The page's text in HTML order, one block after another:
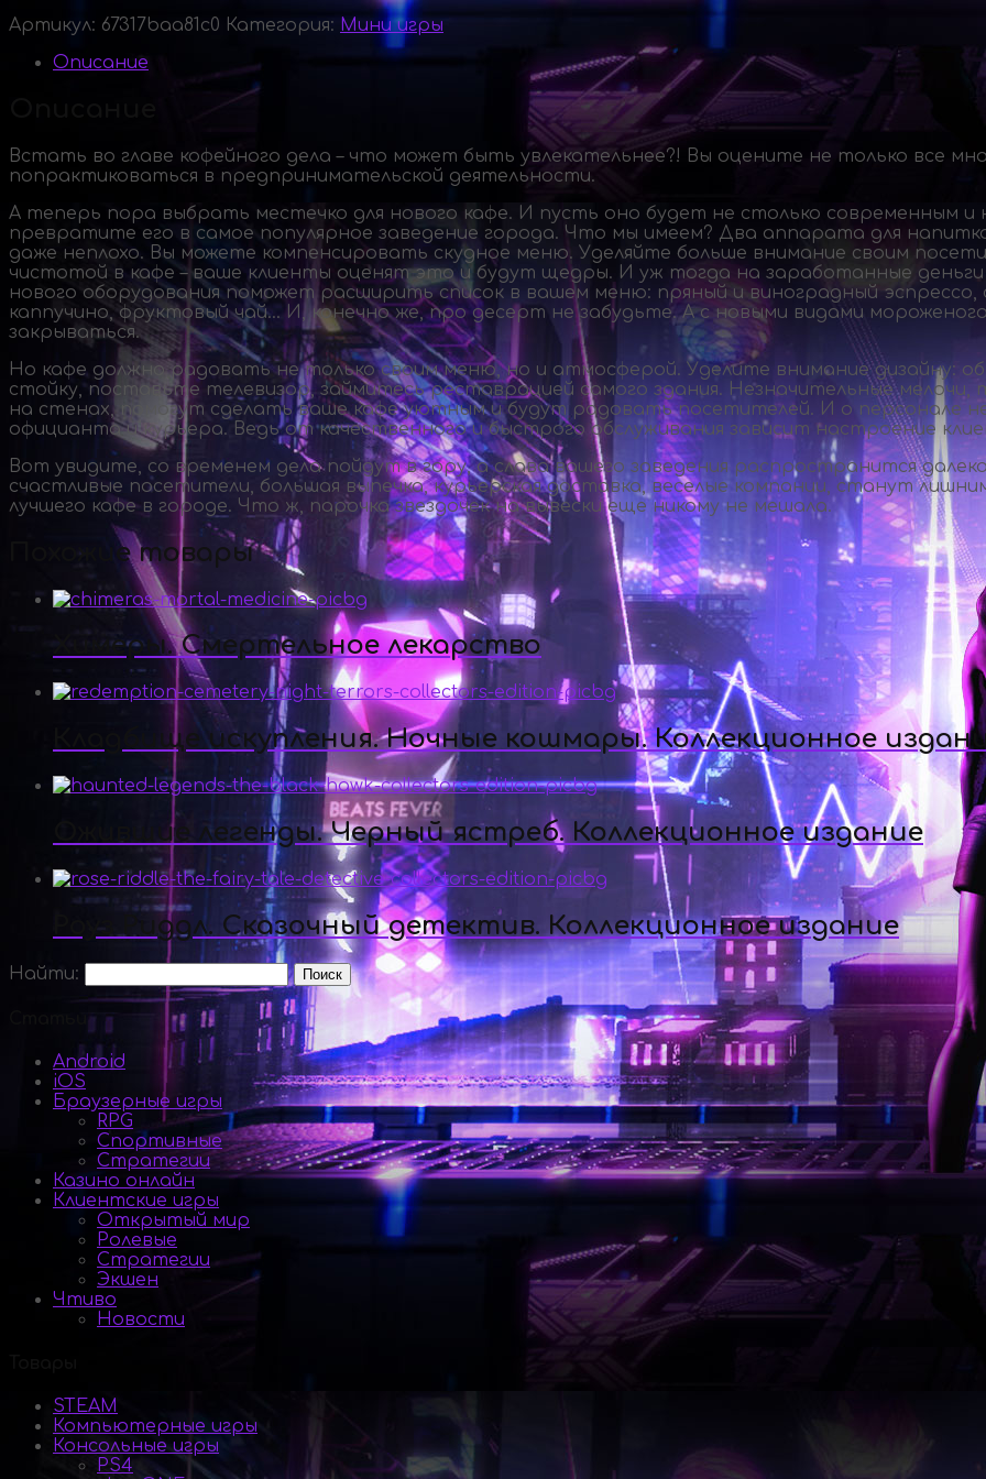
Артикул: 67317baa81c0 Категория: Мини игры
Описание
Встать во главе кофейного дела – что может быть увлекательнее?! Вы оцените не только все
попрактиковаться в предпринимательской деятельности.
А теперь пора выбрать местечко для нового кафе. И пусть оно будет не столько современным
превратите его в самое популярное заведение города. Что мы имеем? Два аппарата для
даже неплохо. Вы можете компенсировать скудное меню. Уделяйте больше внимание своим
чистотой в кафе – ваше клиенты оценят это и будут щедры. И уж тогда на заработанные
нового оборудования поможет расширить список в вашем меню: пряный и виноградный
каппучино, фруктовый чай… И, конечно же, про десерт не забудьте. А с новыми видами
закрываться.
Но кафе должно радовать не только своим меню, но и атмосферой. Уделите внимание дизайну:
стойку, поставьте телевизор, займитесь реставрацией самого здания. Незначительные мелочи,
на стенах, помогут сделать ваше кафе уютным и будут радовать посетителей. И о персонале
официанта и курьера. Ведь от качественного и быстрого обслуживания зависит настроение
Вот увидите, со временем дела пойдут в гору, а слава вашего заведения распространится
счастливые посетители, большая выпечка, курьерская доставка, веселые компании, станут
лучшего кафе в городе. Что ж, парочка звездочек на вывески еще никому не мешала.
Похожие товары
Химеры. Смертельное лекарство
Кладбище искупления. Ночные кошмары. Коллекционное
Ожившие легенды. Черный ястреб. Коллекционное издание
Роуз Риддл. Сказочный детектив. Коллекционное издание
Найти:
Android
iOS
Браузерные игры
RPG
Спортивные
Стратегии
Казино онлайн
Клиентские игры
Открытый мир
Ролевые
Стратегии
Экшен
Чтиво
Новости
STEAM
Компьютерные игры
Консольные игры
PS4